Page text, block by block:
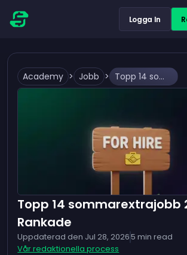
Logga In
Academy > Jobb > Topp 14 sommarextrajobb 2026 | Rankade
Topp 14 sommarextrajobb
Rankade
Uppdaterad den Jul 28, 20265 min read
Vår redaktionella process